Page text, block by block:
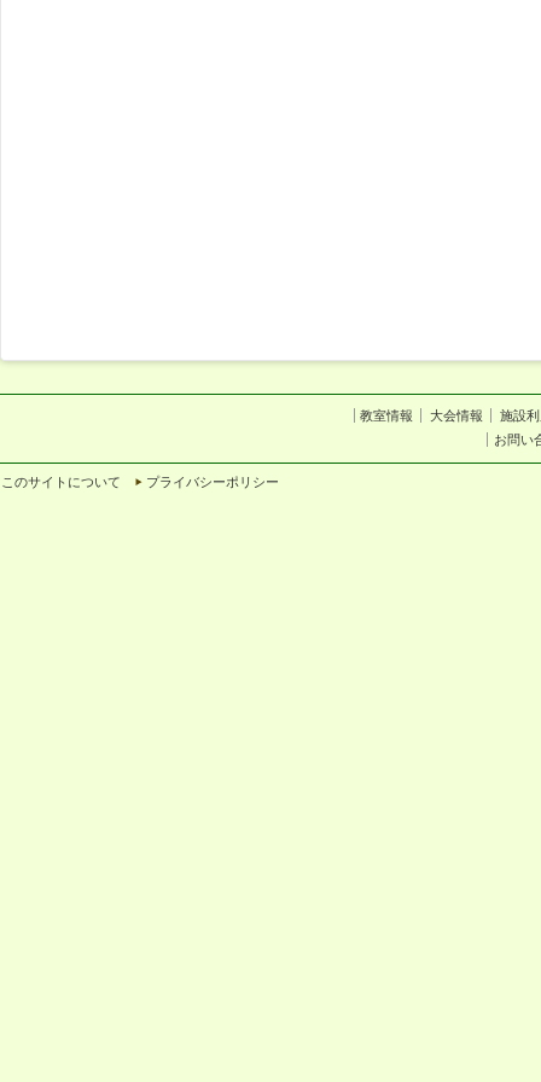
教室情報 大会情報
施設
お問い
このサイトについて プライバシーポリシー